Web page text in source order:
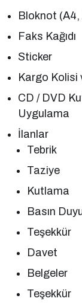
Bloknot (A4,
Faks Kağıdı
Sticker
Kargo Kolisi
CD / DVD
Uygulama
İlanlar
Tebrik
Taziye
Kutlama
Basın
Teşekkür
Davet
Belgeler
Teşekkür